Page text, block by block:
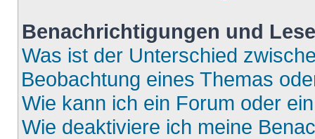
Benachrichtigungen und
Was ist der Unterschied
Beobachtung eines Themas
Wie kann ich ein Forum oder
Wie deaktiviere ich meine